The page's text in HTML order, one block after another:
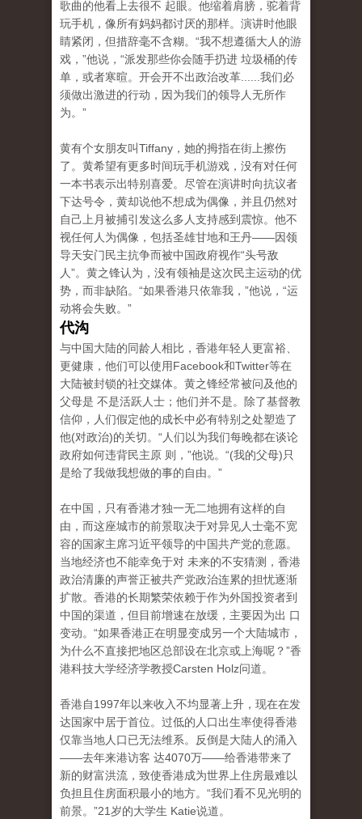
歌曲的他看上去很不 起眼。他缩着肩膀，驼着背
玩手机，像所有妈妈都讨厌的那样。演讲时他眼
睛紧闭，但措辞毫不含糊。“我不想遵循大人的游
戏，”他说，“派发那些你会随手扔进 垃圾桶的传
单，或者寒暄。开会开不出政治改革......我们必
须做出激进的行动，因为我们的领导人无所作
为。”
黄有个女朋友叫Tiffany，她的拇指在街上擦伤
了。黄希望有更多时间玩手机游戏，没有对任何
一本书表示出特别喜爱。尽管在演讲时向抗议者
下达号令，黄却说他不想成为偶像，并且仍然对
自己上月被捕引发这么多人支持感到震惊。他不
视任何人为偶像，包括圣雄甘地和王丹——因领
导天安门民主抗争而被中国政府视作“头号敌
人”。黄之锋认为，没有领袖是这次民主运动的优
势，而非缺陷。“如果香港只依靠我，”他说，“运
动将会失败。”
代沟
与中国大陆的同龄人相比，香港年轻人更富裕、
更健康，他们可以使用Facebook和Twitter等在
大陆被封锁的社交媒体。黄之锋经常被问及他的
父母是 不是活跃人士；他们并不是。除了基督教
信仰，人们假定他的成长中必有特别之处塑造了
他(对政治)的关切。“人们以为我们每晚都在谈论
政府如何违背民主原 则，”他说。“(我的父母)只
是给了我做我想做的事的自由。”
在中国，只有香港才独一无二地拥有这样的自
由，而这座城市的前景取决于对异见人士毫不宽
容的国家主席习近平领导的中国共产党的意愿。
当地经济也不能幸免于对 未来的不安猜测，香港
政治清廉的声誉正被共产党政治连累的担忧逐渐
扩散。香港的长期繁荣依赖于作为外国投资者到
中国的渠道，但目前增速在放缓，主要因为出 口
变动。“如果香港正在明显变成另一个大陆城市，
为什么不直接把地区总部设在北京或上海呢？”香
港科技大学经济学教授Carsten Holz问道。
香港自1997年以来收入不均显著上升，现在在发
达国家中居于首位。过低的人口出生率使得香港
仅靠当地人口已无法维系。反倒是大陆人的涌入
——去年来港访客 达4070万——给香港带来了
新的财富洪流，致使香港成为世界上住房最难以
负担且住房面积最小的地方。“我们看不见光明的
前景。”21岁的大学生 Katie说道。